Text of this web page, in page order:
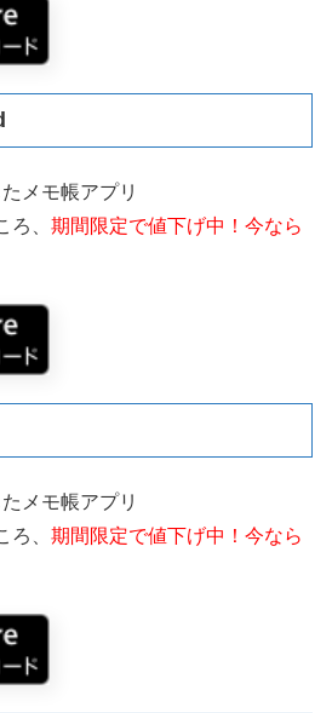
メモ帳アプリ
、 期間限定で値下げ中！今なら
メモ帳アプリ
、 期間限定で値下げ中！今なら